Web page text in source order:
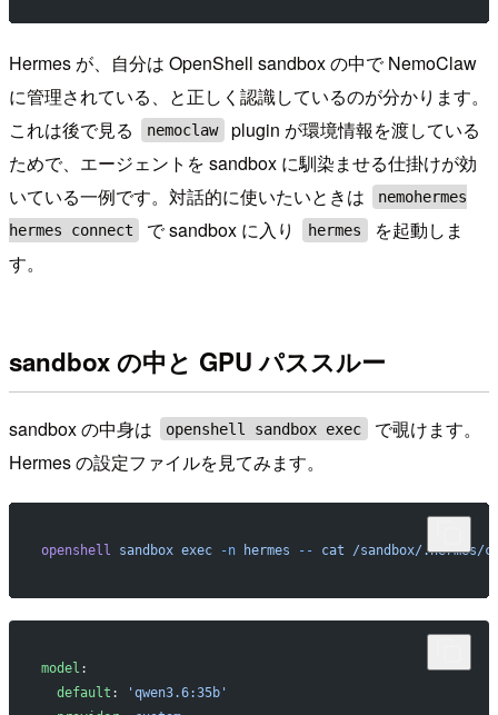
Hermes が、自分は OpenShell sandbox の中で NemoClaw
に管理されている、と正しく認識しているのが分かります。
これは後で見る
nemoclaw
plugin が環境情報を渡している
ためで、エージェントを sandbox に馴染ませる仕掛けが効
いている一例です。対話的に使いたいときは
nemohermes
hermes connect
で sandbox に入り hermes
を起動しま
す。
sandbox の中と GPU パススルー
sandbox の中身は openshell sandbox exec
で覗けます。
Hermes の設定ファイルを見てみます。
openshell sandbox exec -n hermes -- cat /sandbox/.hermes/
model :
  default
:
'qwen3.6:35b'